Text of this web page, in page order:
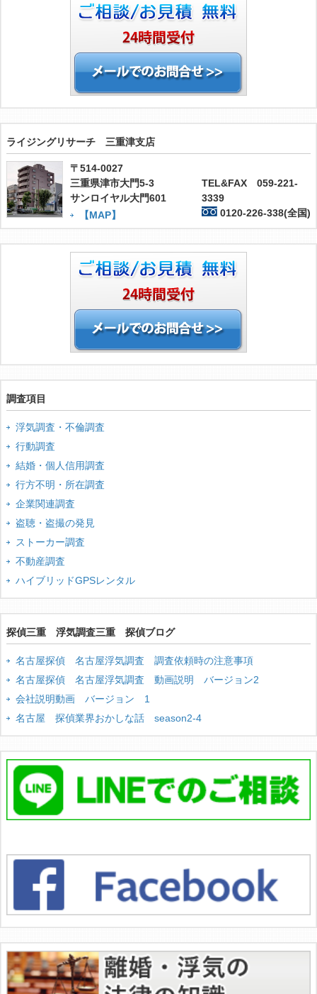
ライジングリサーチ 三重津支店
〒514-0027
三重県津市大門5-3
サンロイヤル大門601
【MAP】
TEL&FAX 059-221-
3339
0120-226-338(全国)
調査項目
浮気調査・不倫調査
行動調査
結婚・個人信用調査
行方不明・所在調査
企業関連調査
盗聴・盗撮の発見
ストーカー調査
不動産調査
ハイブリッドGPSレンタル
探偵三重 浮気調査三重 探偵ブログ
名古屋探偵 名古屋浮気調査 調査依頼時の注意事項
名古屋探偵 名古屋浮気調査 動画説明 バージョン2
会社説明動画 バージョン 1
名古屋 探偵業界おかしな話 season2-4